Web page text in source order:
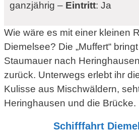
ganzjährig – Eintritt: Ja
Wie wäre es mit einer kleinen
Diemelsee? Die „Muffert“
Staumauer nach
zurück. Unterwegs erlebt ihr
Kulisse aus Mischwäldern,
Heringhausen und die Brücke.
Schifffahrt